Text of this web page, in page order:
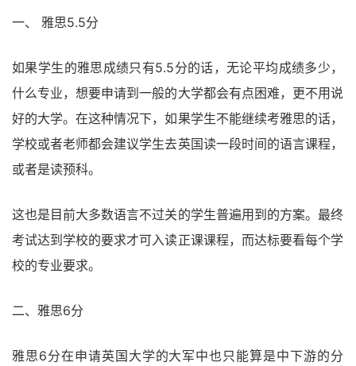
一、 雅思5.5分
如果学生的雅思成绩只有5.5分的话，无论平均成绩多少，
什么专业，想要申请到一般的大学都会有点困难，更不用说
好的大学。在这种情况下，如果学生不能继续考雅思的话，
学校或者老师都会建议学生去英国读一段时间的语言课程，
或者是读预科。
这也是目前大多数语言不过关的学生普遍用到的方案。最终
考试达到学校的要求才可入读正课课程，而达标要看每个学
校的专业要求。
二、雅思6分
雅思6分在申请英国大学的大军中也只能算是中下游的分